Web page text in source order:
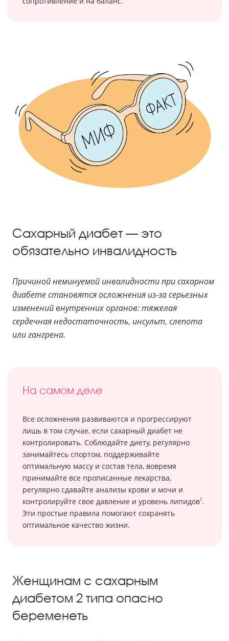
Сахарный диабет — это
обязательно инвалидность
Причиной неминуемой инвалидности при сахарном
диабете становятся осложнения из-за серьезных
изменений внутренних органов: тяжелая
сердечная недостаточность, инсульт, слепота
или гангрена.
На самом деле
Все осложнения развиваются и прогрессируют
лишь в том случае, если сахарный диабет не
контролировать. Соблюдайте диету, регулярно
занимайтесь спортом, поддерживайте
оптимальную массу и состав тела, вовремя
принимайте все прописанные лекарства,
регулярно сдавайте анализы крови и мочи и
контролируйте свое давление и уровень липидов1.
Эти простые правила помогают сохранять
оптимальное качество жизни.
Женщинам с сахарным
диабетом 2 типа опасно
беременеть